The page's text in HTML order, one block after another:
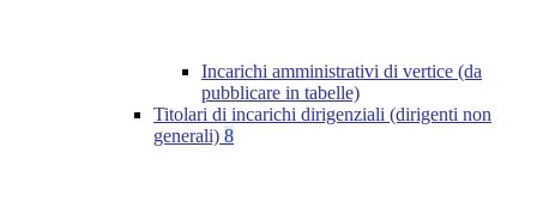
Incarichi amministrativi di vertice (da
pubblicare in tabelle)
Titolari di incarichi dirigenziali (dirigenti non
generali) 8